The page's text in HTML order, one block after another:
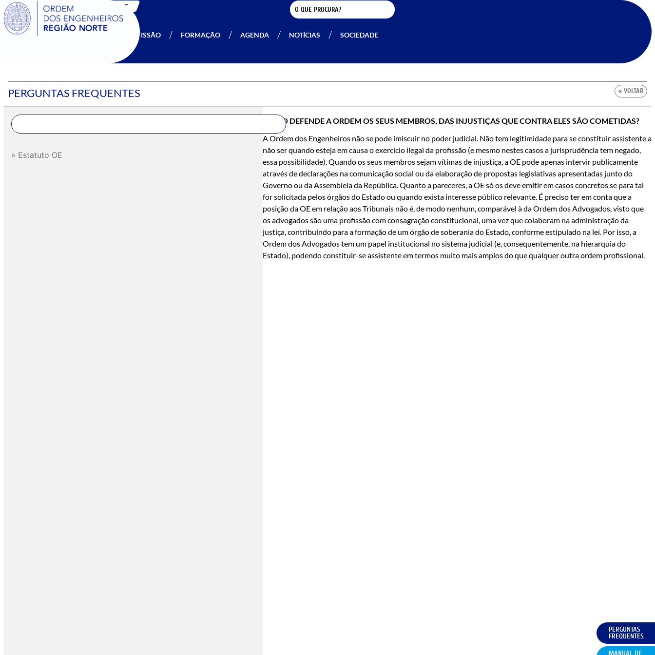
SIGOE
A OERN PROFISSÃO FORMAÇÃO AGENDA NOTÍCIAS SOCIEDADE
« VOLTAR
PERGUNTAS FREQUENTES
Estatuto OE
COMO DEFENDE A ORDEM OS SEUS MEMBROS, DAS INJUSTIÇAS QUE CONTRA ELES SÃO COMETIDAS?
A Ordem dos Engenheiros não se pode imiscuir no poder judicial. Não tem legitimidade para se constituir assistente a
não ser quando esteja em causa o exercício ilegal da profissão (e mesmo nestes casos a jurisprudência tem negado,
essa possibilidade). Quando os seus membros sejam vítimas de injustiça, a OE pode apenas intervir publicamente
através de declarações na comunicação social ou da elaboração de propostas legislativas apresentadas junto do
Governo ou da Assembleia da República. Quanto a pareceres, a OE só os deve emitir em casos concretos se para tal
for solicitada pelos órgãos do Estado ou quando exista interesse público relevante. É preciso ter em conta que a
posição da OE em relação aos Tribunais não é, de modo nenhum, comparável à da Ordem dos Advogados, visto que
os advogados são uma profissão com consagração constitucional, uma vez que colaboram na administração da
justiça, contribuindo para a formação de um órgão de soberania do Estado, conforme estipulado na lei. Por isso, a
Ordem dos Advogados tem um papel institucional no sistema judicial (e, consequentemente, na hierarquia do
Estado), podendo constituir-se assistente em termos muito mais amplos do que qualquer outra ordem profissional.
PERGUNTAS
FREQUENTES
MANUAL DE